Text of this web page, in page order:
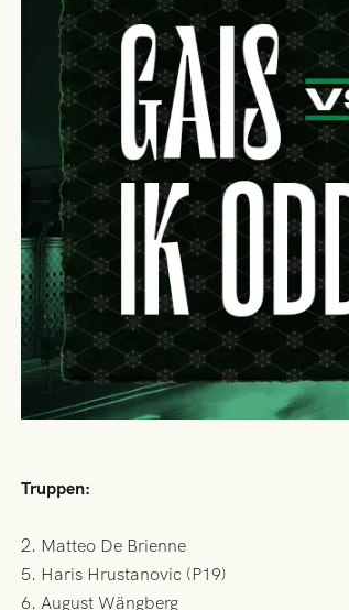
Truppen:
2. Matteo De Brienne
5. Haris Hrustanovic (P19)
6. August Wängberg